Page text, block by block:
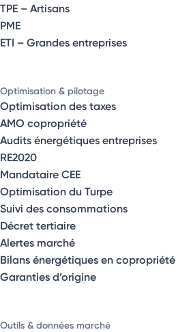
TPE – Artisans
PME
ETI – Grandes entreprises
Optimisation & pilotage
Optimisation des taxes
AMO copropriété
Audits énergétiques entreprises
RE2020
Mandataire CEE
Optimisation du Turpe
Suivi des consommations
Décret tertiaire
Alertes marché
Bilans énergétiques en copropriété
Garanties d’origine
Outils & données marché